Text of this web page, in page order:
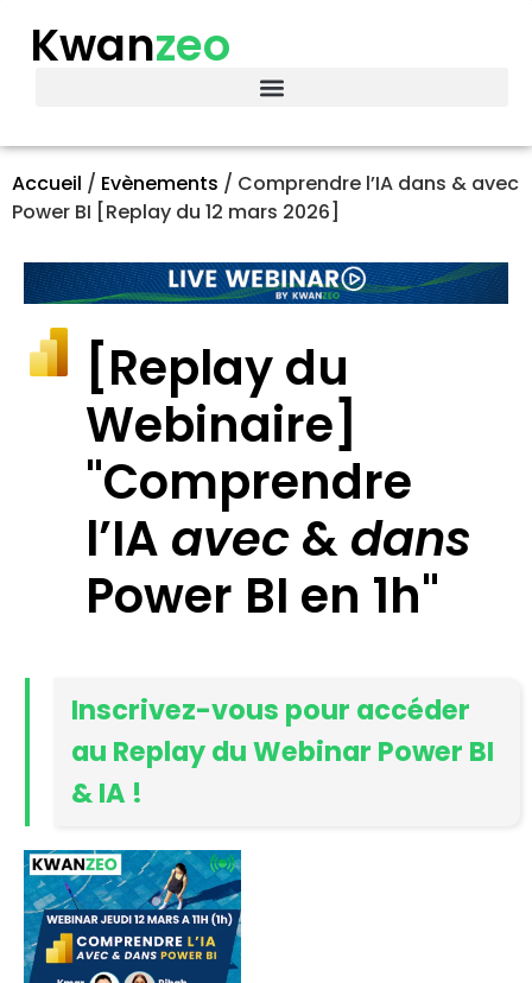
Kwanzeo
Accueil / Evènements / Comprendre l’IA dans & avec
Power BI [Replay du 12 mars 2026]
[Replay du
Webinaire]
"Comprendre
l’IA avec&dans
Power BI en 1h"
Inscrivez-vous pour accéder
au Replay du Webinar Power BI
& IA !